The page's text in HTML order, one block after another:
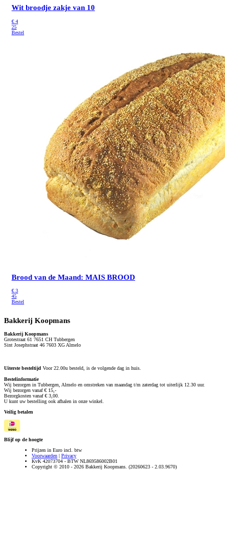
Wit broodje zakje van 10
€ 4
25
Bestel
Brood van de Maand: MAIS BROOD
€ 3
45
Bestel
Bakkerij Koopmans
Bakkerij Koopmans
Grotestraat 61 7651 CH Tubbergen
Sint Josephstraat 46 7603 XG Almelo
Uiterste besteltijd Voor 22.00u besteld, is de volgende dag in huis.
Bestelinformatie
Wij bezorgen in Tubbergen, Almelo en omstreken van maandag t/m zaterdag tot uiterlijk 12.30 uur.
Wij bezorgen vanaf € 15,-
Bezorgkosten vanaf € 3,00.
U kunt uw bestelling ook afhalen in onze winkel.
Veilig betalen
Blijf op de hoogte
Prijzen in Euro incl. btw
Voorwaarden | Privacy
KvK 42073704 - BTW NL869586002B01
Copyright © 2010 - 2026 Bakkerij Koopmans. (20260623 - 2.03.9670)